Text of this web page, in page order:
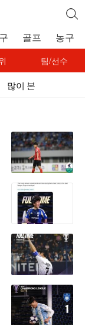
골프 농구
팀/선수
많이 본